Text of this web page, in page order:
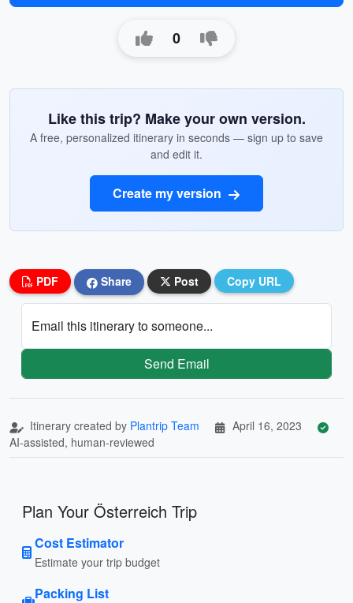
0
Like this trip? Make your own version.
A free, personalized itinerary in seconds — sign up to save
and edit it.
Create my version
PDF Share Post Copy URL
Email this itinerary to someone...
Send Email
Itinerary created by Plantrip Team
April 16, 2023
AI-assisted, human-reviewed
Plan Your Österreich Trip
Cost Estimator
Estimate your trip budget
Packing List